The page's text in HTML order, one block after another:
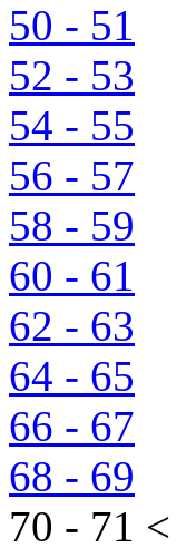
50 - 51
52 - 53
54 - 55
56 - 57
58 - 59
60 - 61
62 - 63
64 - 65
66 - 67
68 - 69
70 - 71 <